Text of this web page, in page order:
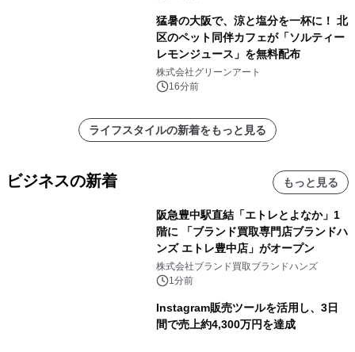
猛暑の大阪で、涼と塩分を一杯に！ 北
区のペット同伴カフェが「ソルティー
レモンジュース」を無料配布
株式会社グリーンアート
16分前
ライフスタイルの新着をもっと見る
ビジネスの新着 もっと見る
阪急豊中駅直結「エトレとよなか」1
階に 「ブランド買取専門店ブランドハ
ンズ エトレ豊中店」がオープン
株式会社ブランド買取ブランドハンズ
1分前
Instagram販売ツールを活用し、3日
間で売上約4,300万円を達成